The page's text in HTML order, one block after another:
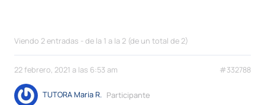
Viendo 2 entradas - de la 1 a la 2 (de un total de 2)
22 febrero, 2021 a las 6:53 am #332788
TUTORA Maria R. Participante